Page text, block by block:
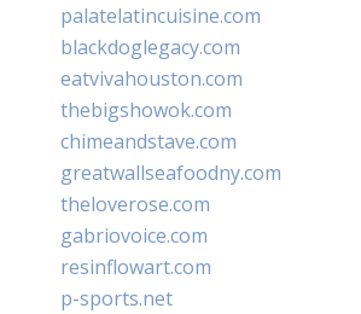
palatelatincuisine.com
blackdoglegacy.com
eatvivahouston.com
thebigshowok.com
chimeandstave.com
greatwallseafoodny.com
theloverose.com
gabriovoice.com
resinflowart.com
p-sports.net